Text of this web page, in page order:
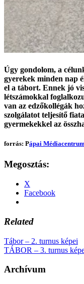
Úgy gondolom, a
gyerekek minden nap
el a tábort. Ennek jó
létszámokkal
van az edzőkollégák
szolgálatot teljesítő
gyermekekkel az
forrás: Pápai
Megosztás:
X
Facebook
Related
Tábor – 2. turnus képei
TÁBOR – 3. turnus
Archívum